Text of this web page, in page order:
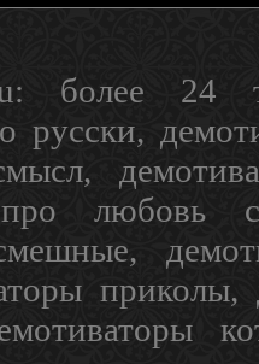
более 24
русски,
про любовь
приколы,